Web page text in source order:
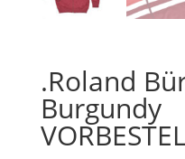
.Roland
Burgundy